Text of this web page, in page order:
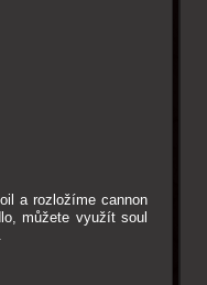
a rozložíme cannon
můžete využít soul